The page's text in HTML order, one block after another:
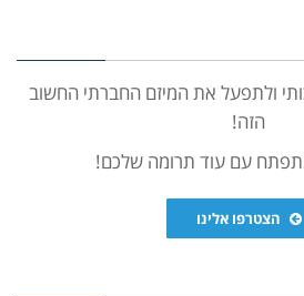
ולתפעל את המיזם החברתי החשוב
הזה!
עם עוד תרומה שלכם!
הצטרפו אלינו